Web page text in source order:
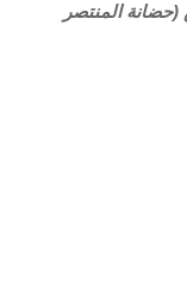
(حضانة المنتصر